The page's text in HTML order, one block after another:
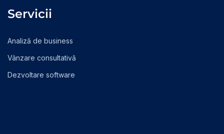
Servicii
Analiză de business
Vânzare consultativă
Dezvoltare software